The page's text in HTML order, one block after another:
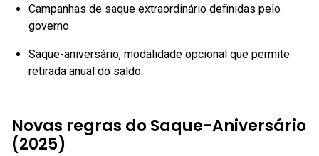
Campanhas de saque extraordinário definidas pelo
governo.
Saque-aniversário, modalidade opcional que permite
retirada anual do saldo.
Novas regras do Saque-Aniversário
(2025)